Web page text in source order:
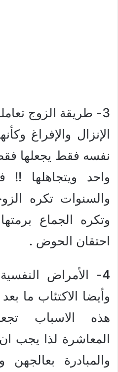
3- طريقة الزوج
الإنزال والإفراغ
نفسه فقط يجعلها
واحد ويتجاهلها !!
والسنوات تكره
وتكره الجماع
احتقان الحوض .
4- الأمراض
وأيضا الاكتئاب ما
هذه الاسباب
المعاشرة لذا يجب
والمبادرة